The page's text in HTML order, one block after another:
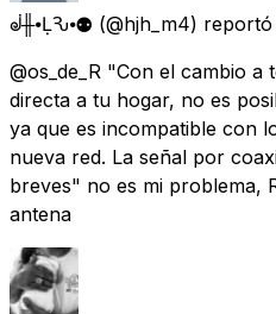
ᣫ╫⦁ḶѦԄ⦁⚉ (@hjh_m4) reportó
@os_de_R "Con el cambio
directa a tu hogar, no es
ya que es incompatible con
nueva red. La señal por
breves" no es mi problema,
antena